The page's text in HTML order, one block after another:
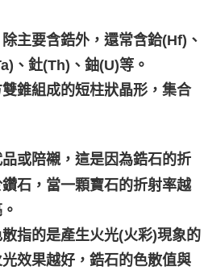
主要含鋯外，還常含鉿(Hf)、
、釷(Th)、鈾(U)等。
錐組成的短柱狀晶形，集合
或陪襯，這是因為鋯石的折
石，當一顆寶石的折射率越
指的是產生火光(火彩)現象的
效果越好，鋯石的色散值與